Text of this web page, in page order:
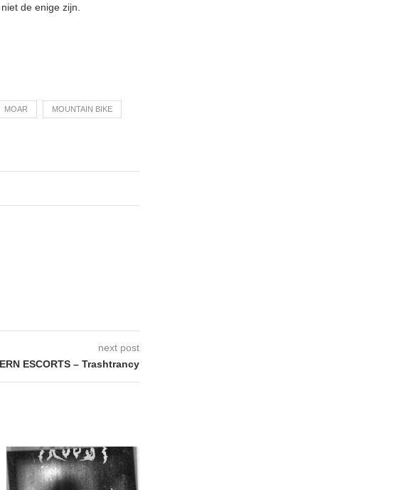
de enige zijn.
MOAR MOUNTAIN BIKE
next post
ESCORTS – Trashtrancy